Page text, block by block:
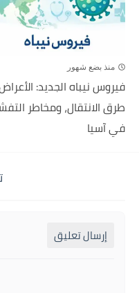
منذ بضع شهور
فيروس نيباه الجديد:
طرق الانتقال، ومخاطر
في آسيا
إرسال تعليق